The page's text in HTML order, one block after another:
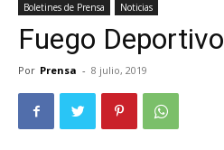
Boletines de Prensa Noticias
Fuego Deportivo
Por Prensa - 8 julio, 2019